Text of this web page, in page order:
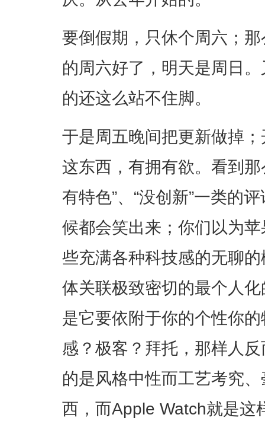
要倒假期，只休个周六；
的周六好了，明天是周日
的还这么站不住脚。
于是周五晚间把更新做掉
这东西，有拥有欲。看到那
有特色”、“没创新”一类的
候都会笑出来；你们以为
些充满各种科技感的无聊
体关联极致密切的最个人
是它要依附于你的个性你
感？极客？拜托，那样人
的是风格中性而工艺考究
西，而Apple Watch就是这